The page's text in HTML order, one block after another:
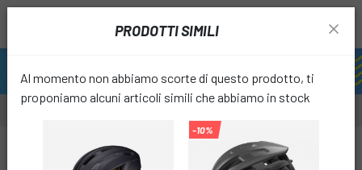
PRODOTTI SIMILI
Al momento non abbiamo scorte di questo prodotto, ti
proponiamo alcuni articoli simili che abbiamo in stock
-10%